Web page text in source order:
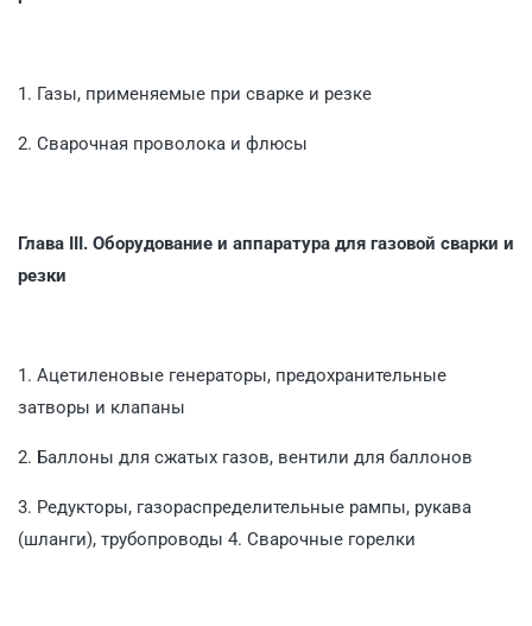
1. Газы, применяемые при сварке и резке
2. Сварочная проволока и флюсы
Глава III. Оборудование и аппаратура для газовой сварки и
резки
1. Ацетиленовые генераторы, предохранительные
затворы и клапаны
2. Баллоны для сжатых газов, вентили для баллонов
3. Редукторы, газораспределительные рампы, рукава
(шланги), трубопроводы 4. Сварочные горелки